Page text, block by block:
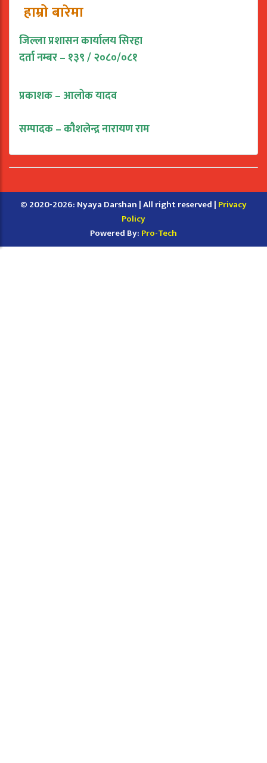
हाम्रो बारेमा
जिल्ला प्रशासन कार्यालय सिरहा
दर्ता नम्बर – १३९ / २०८०/०८१
प्रकाशक – आलोक यादव
सम्पादक – कौशलेन्द्र नारायण राम
© 2020-2026: Nyaya Darshan | All right reserved | Privacy
Policy
Powered By: Pro-Tech